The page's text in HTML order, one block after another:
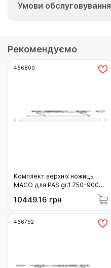
Умови обслуговування
Рекомендуємо
466800
Комплект верхніх ножиць
МАСО для PAS gr.1 750-900
10449.16 грн
466792